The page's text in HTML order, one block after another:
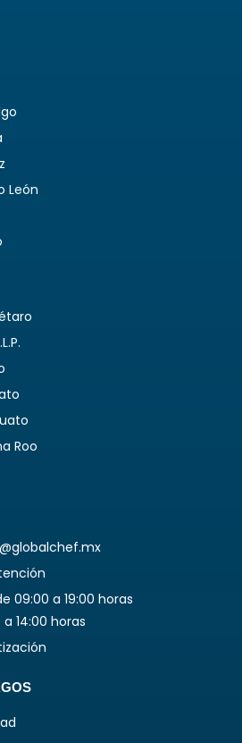
León
Roo
09:00 a 19:00 horas
14:00 horas